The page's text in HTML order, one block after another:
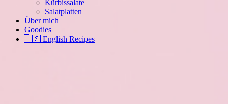
Kürbissalate
Salatplatten
Über mich
Goodies
🇺🇸 English Recipes